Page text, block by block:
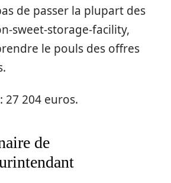
de passer la plupart des
sweet-storage-facility,
le pouls des offres
: 27 204 euros.
de